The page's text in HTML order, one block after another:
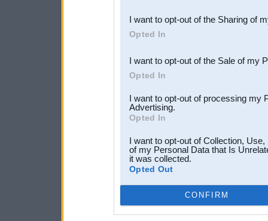
Downstream Participants
third parties.
I want to opt-out of the Sharing of
Opted In
I want to opt-out of the Sale of my
Opted In
I want to opt-out of processing my
Advertising.
Opted In
I want to opt-out of Collection,
of my Personal Data that Is
it was collected.
Opted Out
CONFIRM